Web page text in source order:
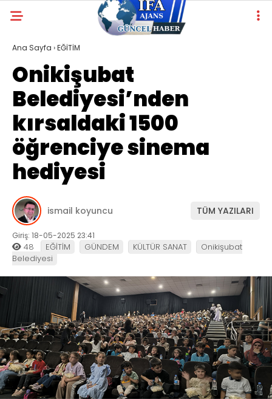
Ana Sayfa ›EĞİTİM
Onikişubat
Belediyesi’nden
kırsaldaki 1500
öğrenciye sinema
hediyesi
ismail koyuncu TÜM YAZILARI
Giriş: 18-05-2025 23:41
48 EĞİTİM GÜNDEM KÜLTÜR SANAT
Onikişubat
Belediyesi